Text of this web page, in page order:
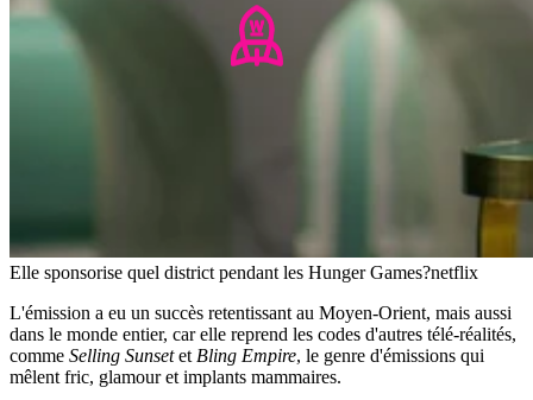
Elle sponsorise quel district pendant les Hunger Games?netflix
L'émission a eu un succès retentissant au Moyen-Orient, mais aussi
dans le monde entier, car elle reprend les codes d'autres télé-réalités,
comme Selling Sunsetet Bling Empire, le genre d'émissions qui
mêlent fric, glamour et implants mammaires.